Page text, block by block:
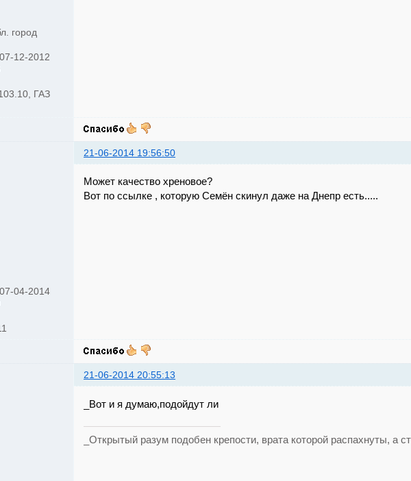
город
07-12-2012
ГАЗ
21-06-2014 19:56:50
07-04-2014
Может качество хреновое?
Вот по ссылке , которую Семён скинул даже на Днепр есть.....
21-06-2014 20:55:13
_Вот и я думаю,подойдут ли
_Открытый разум подобен крепости, врата которой распахнуты, а